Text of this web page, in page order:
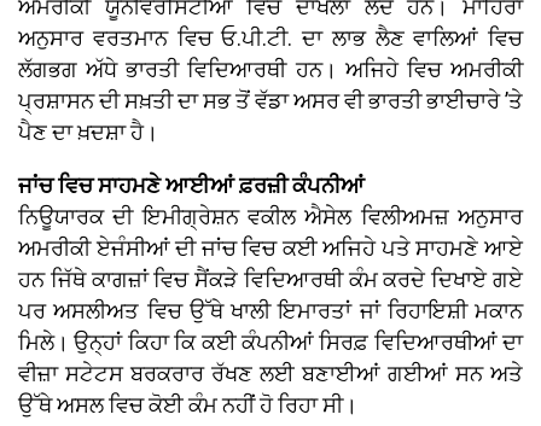
ਅਮਰੀਕੀ ਯੂਨੀਵਰਸਿਟੀਆਂ ਵਿਚ ਦਾਖਲਾ ਲੈਂਦੇ ਹਨ। ਮਾਹਿਰਾਂ
ਅਨੁਸਾਰ ਵਰਤਮਾਨ ਵਿਚ ਓ.ਪੀ.ਟੀ. ਦਾ ਲਾਭ ਲੈਣ ਵਾਲਿਆਂ ਵਿਚ
ਲੱਗਭਗ ਅੱਧੇ ਭਾਰਤੀ ਵਿਦਿਆਰਥੀ ਹਨ। ਅਜਿਹੇ ਵਿਚ ਅਮਰੀਕੀ
ਪ੍ਰਸ਼ਾਸਨ ਦੀ ਸਖ਼ਤੀ ਦਾ ਸਭ ਤੋਂ ਵੱਡਾ ਅਸਰ ਵੀ ਭਾਰਤੀ ਭਾਈਚਾਰੇ ’ਤੇ
ਪੈਣ ਦਾ ਖ਼ਦਸ਼ਾ ਹੈ।
ਜਾਂਚ ਵਿਚ ਸਾਹਮਣੇ ਆਈਆਂ ਫ਼ਰਜ਼ੀ ਕੰਪਨੀਆਂ
ਨਿਊਯਾਰਕ ਦੀ ਇਮੀਗ੍ਰੇਸ਼ਨ ਵਕੀਲ ਐਸੇਲ ਵਿਲੀਅਮਜ਼ ਅਨੁਸਾਰ
ਅਮਰੀਕੀ ਏਜੰਸੀਆਂ ਦੀ ਜਾਂਚ ਵਿਚ ਕਈ ਅਜਿਹੇ ਪਤੇ ਸਾਹਮਣੇ ਆਏ
ਹਨ ਜਿੱਥੇ ਕਾਗਜ਼ਾਂ ਵਿਚ ਸੈਂਕੜੇ ਵਿਦਿਆਰਥੀ ਕੰਮ ਕਰਦੇ ਦਿਖਾਏ ਗਏ
ਪਰ ਅਸਲੀਅਤ ਵਿਚ ਉੱਥੇ ਖਾਲੀ ਇਮਾਰਤਾਂ ਜਾਂ ਰਿਹਾਇਸ਼ੀ ਮਕਾਨ
ਮਿਲੇ। ਉਨ੍ਹਾਂ ਕਿਹਾ ਕਿ ਕਈ ਕੰਪਨੀਆਂ ਸਿਰਫ਼ ਵਿਦਿਆਰਥੀਆਂ ਦਾ
ਵੀਜ਼ਾ ਸਟੇਟਸ ਬਰਕਰਾਰ ਰੱਖਣ ਲਈ ਬਣਾਈਆਂ ਗਈਆਂ ਸਨ ਅਤੇ
ਉੱਥੇ ਅਸਲ ਵਿਚ ਕੋਈ ਕੰਮ ਨਹੀਂ ਹੋ ਰਿਹਾ ਸੀ।